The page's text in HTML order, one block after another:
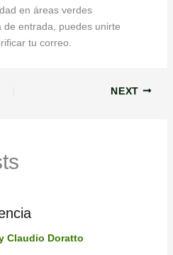
en áreas verdes
entrada, puedes unirte
tu correo.
NEXT
Claudio Doratto